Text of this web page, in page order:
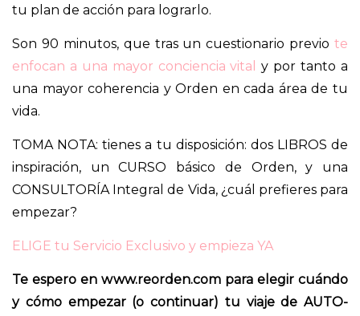
tu plan de acción para lograrlo.
Son 90 minutos, que tras un cuestionario previo te
enfocan a una mayor conciencia vital
y por tanto a
una mayor coherencia y Orden en cada área de tu
vida.
TOMA NOTA: tienes a tu disposición: dos LIBROS de
inspiración, un CURSO básico de Orden, y una
CONSULTORÍA Integral de Vida, ¿cuál prefieres para
empezar?
ELIGE tu Servicio Exclusivo y empieza YA
Te espero en www.reorden.com para elegir cuándo
y cómo empezar (o continuar) tu viaje de AUTO-